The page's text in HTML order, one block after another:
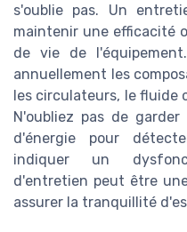
s'oublie pas. Un
maintenir une efficacité
de vie de
annuellement les
les circulateurs, le fluide
N'oubliez pas de
d'énergie pour
indiquer un
d'entretien peut être
assurer la tranquillité